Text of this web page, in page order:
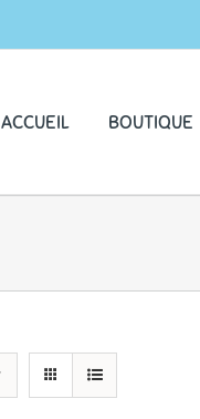
ACCUEIL BOUTIQUE